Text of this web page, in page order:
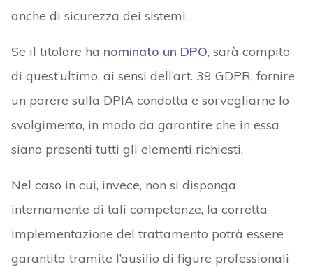
anche di sicurezza dei sistemi.
Se il titolare ha nominato un DPO, sarà compito
di quest’ultimo, ai sensi dell’art. 39 GDPR, fornire
un parere sulla DPIA condotta e sorvegliarne lo
svolgimento, in modo da garantire che in essa
siano presenti tutti gli elementi richiesti.
Nel caso in cui, invece, non si disponga
internamente di tali competenze, la corretta
implementazione del trattamento potrà essere
garantita tramite l’ausilio di figure professionali